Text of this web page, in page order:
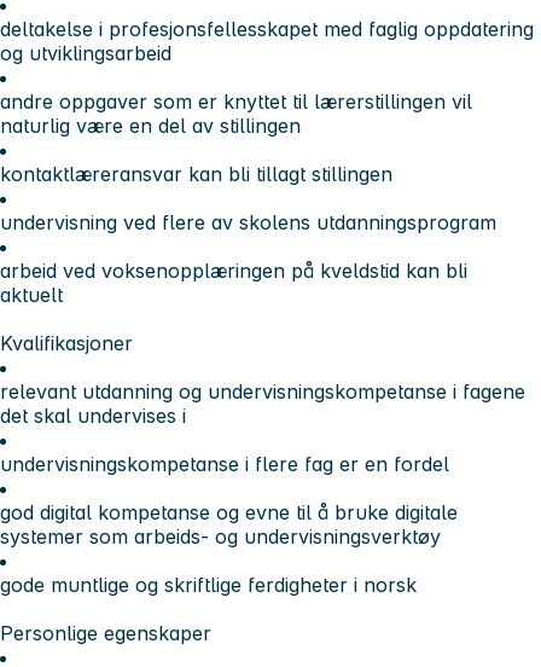
deltakelse i profesjonsfellesskapet med faglig oppdatering
og utviklingsarbeid
andre oppgaver som er knyttet til lærerstillingen vil
naturlig være en del av stillingen
kontaktlæreransvar kan bli tillagt stillingen
undervisning ved flere av skolens utdanningsprogram
arbeid ved voksenopplæringen på kveldstid kan bli
aktuelt
Kvalifikasjoner
relevant utdanning og undervisningskompetanse i fagene
det skal undervises i
undervisningskompetanse i flere fag er en fordel
god digital kompetanse og evne til å bruke digitale
systemer som arbeids- og undervisningsverktøy
gode muntlige og skriftlige ferdigheter i norsk
Personlige egenskaper